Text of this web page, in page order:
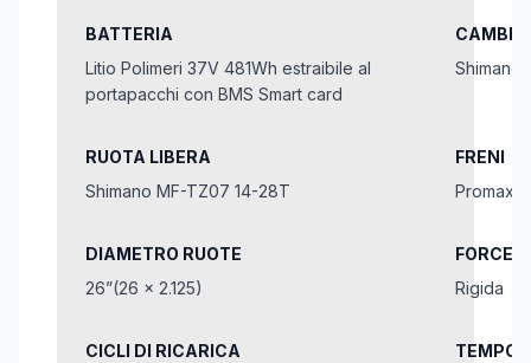
BATTERIA
Litio Polimeri 37V 481Wh estraibile al
portapacchi con BMS Smart card
CAMBIO
Shimano
RUOTA LIBERA
Shimano MF-TZ07 14-28T
FRENI
Promax
DIAMETRO RUOTE
26”(26 x 2.125)
Rigida
CICLI DI RICARICA
TEMPO